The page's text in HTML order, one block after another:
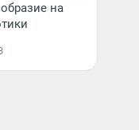
на